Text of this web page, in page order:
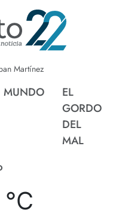
Martínez
MUNDO
EL
GORDO
DEL
MAL
C